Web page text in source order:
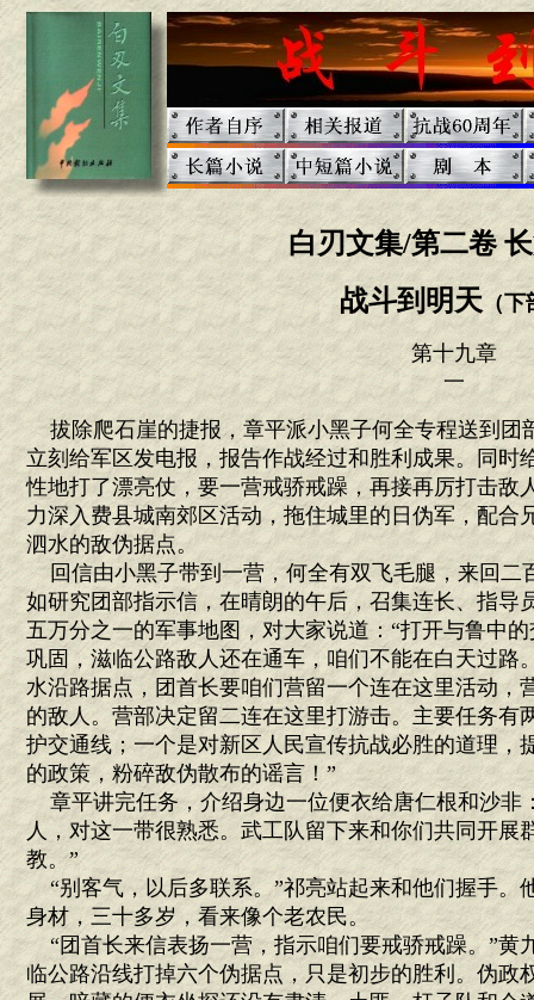
白刃文集/第二卷
战斗到明天（下
第十九章
一
拔除爬石崖的捷报，章平派小黑子何全专程送到团
立刻给军区发电报，报告作战经过和胜利成果。同时
性地打了漂亮仗，要一营戒骄戒躁，再接再厉打击敌
力深入费县城南郊区活动，拖住城里的日伪军，配合
泗水的敌伪据点。
回信由小黑子带到一营，何全有双飞毛腿，来回二
如研究团部指示信，在晴朗的午后，召集连长、指导
五万分之一的军事地图，对大家说道：“打开与鲁中
巩固，滋临公路敌人还在通车，咱们不能在白天过路
水沿路据点，团首长要咱们营留一个连在这里活动，
的敌人。营部决定留二连在这里打游击。主要任务有
护交通线；一个是对新区人民宣传抗战必胜的道理，
的政策，粉碎敌伪散布的谣言！”
章平讲完任务，介绍身边一位便衣给唐仁根和沙非
人，对这一带很熟悉。武工队留下来和你们共同开展
教。”
“别客气，以后多联系。”祁亮站起来和他们握手。
身材，三十多岁，看来像个老农民。
“团首长来信表扬一营，指示咱们要戒骄戒躁。”黄
临公路沿线打掉六个伪据点，只是初步的胜利。伪政